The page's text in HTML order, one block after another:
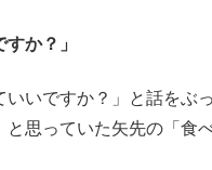
か？」
いですか？」と話をぶ
思っていた矢先の「食べ